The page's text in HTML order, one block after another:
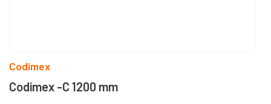
Codimex
Codimex -C 1200 mm